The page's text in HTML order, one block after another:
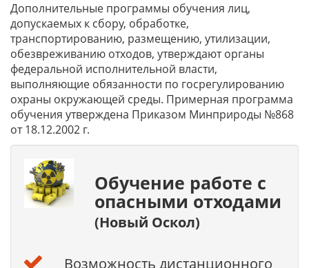
Дополнительные программы обучения лиц,
допускаемых к сбору, обработке,
транспортированию, размещению, утилизации,
обезвреживанию отходов, утверждают органы
федеральной исполнительной власти,
выполняющие обязанности по госрегулированию
охраны окружающей среды. Примерная программа
обучения утверждена Приказом Минприроды №868
от 18.12.2002 г.
Обучение работе с
опасными отходами
(Новый Оскол)
Возможность дистанционного